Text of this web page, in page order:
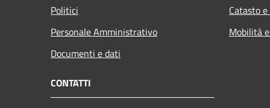
Politici
Personale Amministrativo
Documenti e dati
Catasto
Mobilità
CONTATTI